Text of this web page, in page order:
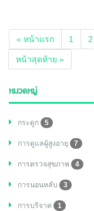
« หน้าแรก 1 2
หน้าสุดท้าย »
หมวดหมู่
กระดูก 5
การดูแลผู้สูงอายุ 7
การตรวจสุขภาพ 4
การนอนหลับ 3
การบริจาค 1